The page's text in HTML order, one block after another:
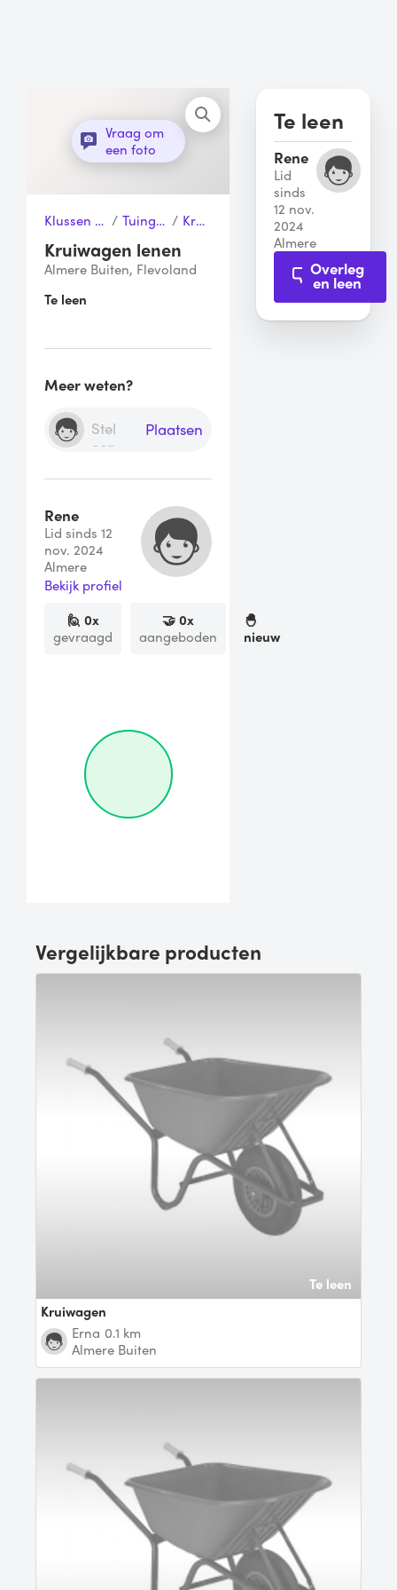
Vraag om
een foto
Klussen & Gereedschap / Tuingereedschap / Kruiwagen
Kruiwagen lenen
Almere Buiten, Flevoland
Te leen
Meer weten?
Plaatsen
Rene
Lid sinds 12
nov. 2024
Almere
Bekijk profiel
🙋 0x
gevraagd
🤝0x
aangeboden
🐣
nieuw
Vergelijkbare producten
Te leen
Kruiwagen
Erna 0.1 km
Almere Buiten
Te leen
Rene
Lid
sinds
12 nov.
2024
Almere
Overleg
en leen